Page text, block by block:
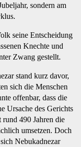
sondern am
seine Entscheidung
Knechte und
Zwang gestellt.
stand kurz davor,
sich die Menschen
offenbar, dass die
Ursache des Gerichts
490 Jahren die
umsetzen. Doch
Nebukadnezar